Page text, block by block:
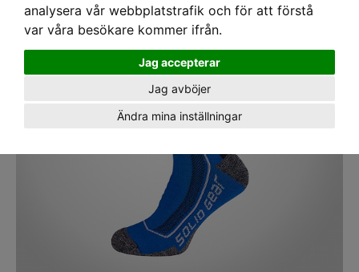
analysera vår webbplatstrafik och för att förstå
var våra besökare kommer ifrån.
Jag accepterar
Jag avböjer
Ändra mina inställningar